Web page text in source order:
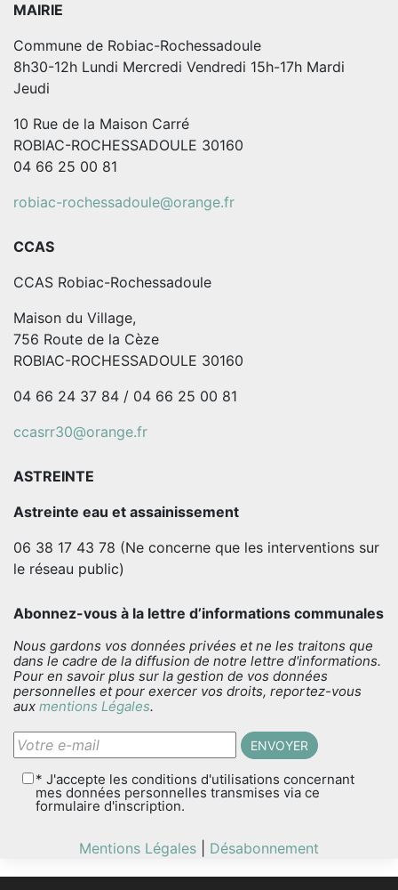
MAIRIE
Commune de Robiac-Rochessadoule
8h30-12h Lundi Mercredi Vendredi 15h-17h Mardi
Jeudi
10 Rue de la Maison Carré
ROBIAC-ROCHESSADOULE 30160
04 66 25 00 81
robiac-rochessadoule@orange.fr
CCAS
CCAS Robiac-Rochessadoule
Maison du Village,
756 Route de la Cèze
ROBIAC-ROCHESSADOULE 30160
04 66 24 37 84 / 04 66 25 00 81
ccasrr30@orange.fr
ASTREINTE
Astreinte eau et assainissement
06 38 17 43 78 (Ne concerne que les interventions sur
le réseau public)
Abonnez-vous à la lettre d’informations communales
Nous gardons vos données privées et ne les traitons que
dans le cadre de la diffusion de notre lettre d'informations.
Pour en savoir plus sur la gestion de vos données
personnelles et pour exercer vos droits, reportez-vous
aux mentions Légales.
* J'accepte les conditions d'utilisations concernant
mes données personnelles transmises via ce
formulaire d'inscription.
Mentions Légales Désabonnement